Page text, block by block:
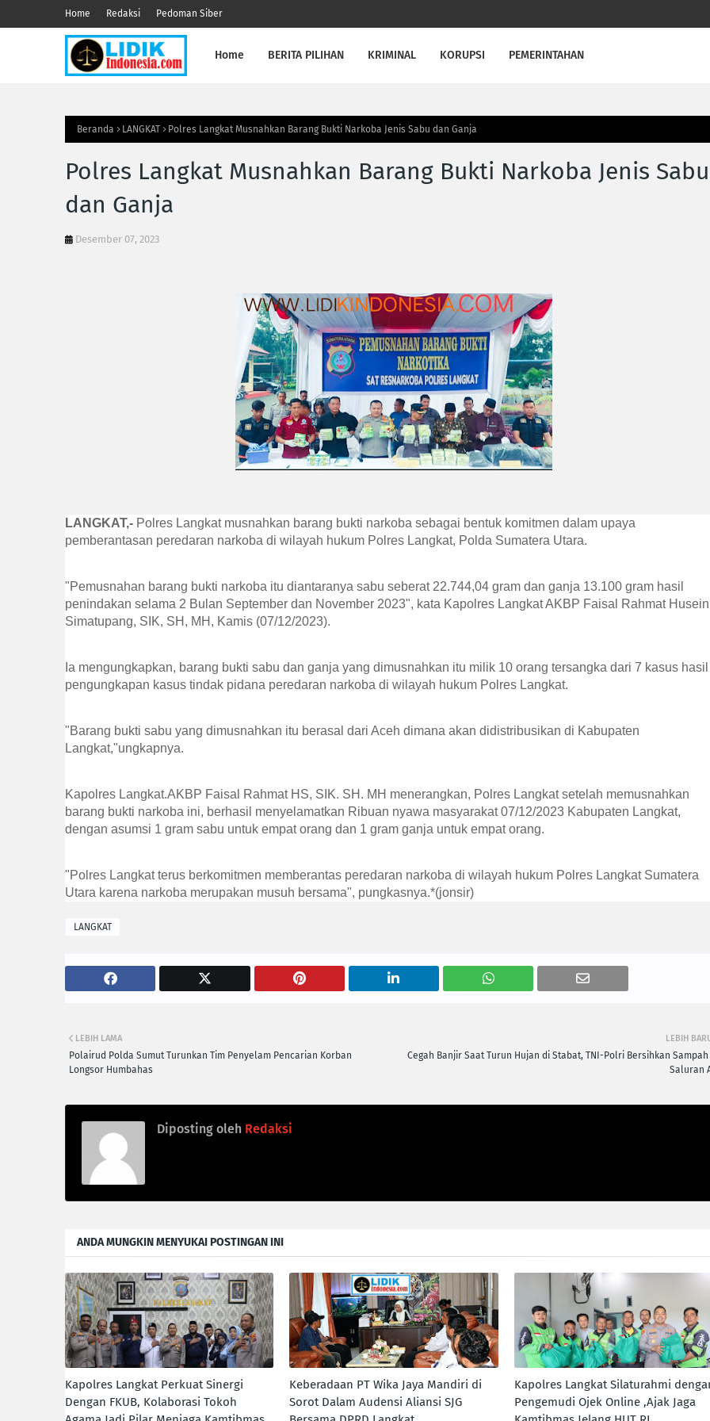
Home Redaksi Pedoman Siber
Home BERITA PILIHAN KRIMINAL KORUPSI PEMERINTAHAN
Beranda LANGKAT Polres Langkat Musnahkan Barang Bukti Narkoba Jenis Sabu dan Ganja
Polres Langkat Musnahkan Barang Bukti Narkoba Jenis Sabu
dan Ganja
Desember 07, 2023
LANGKAT,- Polres Langkat musnahkan barang bukti narkoba sebagai bentuk komitmen dalam upaya
pemberantasan peredaran narkoba di wilayah hukum Polres Langkat, Polda Sumatera Utara.
"Pemusnahan barang bukti narkoba itu diantaranya sabu seberat 22.744,04 gram dan ganja 13.100 gram hasil
penindakan selama 2 Bulan September dan November 2023", kata Kapolres Langkat AKBP Faisal Rahmat Husein
Simatupang, SIK, SH, MH, Kamis (07/12/2023).
Ia mengungkapkan, barang bukti sabu dan ganja yang dimusnahkan itu milik 10 orang tersangka dari 7 kasus hasil
pengungkapan kasus tindak pidana peredaran narkoba di wilayah hukum Polres Langkat.
"Barang bukti sabu yang dimusnahkan itu berasal dari Aceh dimana akan didistribusikan di Kabupaten
Langkat,"ungkapnya.
Kapolres Langkat.AKBP Faisal Rahmat HS, SIK. SH. MH menerangkan, Polres Langkat setelah memusnahkan
barang bukti narkoba ini, berhasil menyelamatkan Ribuan nyawa masyarakat 07/12/2023 Kabupaten Langkat,
dengan asumsi 1 gram sabu untuk empat orang dan 1 gram ganja untuk empat orang.
"Polres Langkat terus berkomitmen memberantas peredaran narkoba di wilayah hukum Polres Langkat Sumatera
Utara karena narkoba merupakan musuh bersama", pungkasnya.*(jonsir)
LANGKAT
LEBIH
Cegah Banjir Saat Turun Hujan di Stabat, TNI-Polri Bersihkan
Saluran
LEBIH LAMA
Polairud Polda Sumut Turunkan Tim Penyelam Pencarian Korban
Longsor Humbahas
Diposting oleh Redaksi
ANDA MUNGKIN MENYUKAI POSTINGAN INI
Kapolres Langkat Perkuat Sinergi
Dengan FKUB, Kolaborasi Tokoh
Keberadaan PT Wika Jaya Mandiri di
Sorot Dalam Audensi Aliansi SJG
Kapolres Langkat Silaturahmi
Pengemudi Ojek Online ,Ajak Jaga